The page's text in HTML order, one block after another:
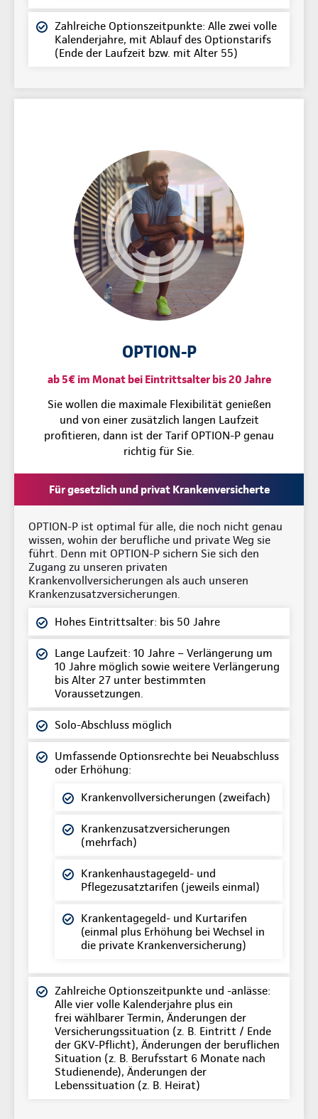
Zahlreiche Optionszeitpunkte: Alle zwei volle
Kalenderjahre, mit Ablauf des Optionstarifs
(Ende der Laufzeit bzw. mit Alter 55)
OPTION-P
ab 5€ im Monat bei Eintrittsalter bis 20 Jahre
Sie wollen die maximale Flexibilität genießen
und von einer zusätzlich langen Laufzeit
profitieren, dann ist der Tarif OPTION-P genau
richtig für Sie.
Für gesetzlich und privat Krankenversicherte
OPTION-P ist optimal für alle, die noch nicht genau
wissen, wohin der berufliche und private Weg sie
führt. Denn mit OPTION-P sichern Sie sich den
Zugang zu unseren privaten
Krankenvollversicherungen als auch unseren
Krankenzusatzversicherungen.
Hohes Eintrittsalter: bis 50 Jahre
Lange Laufzeit: 10 Jahre – Verlängerung um
10 Jahre möglich sowie weitere Verlängerung
bis Alter 27 unter bestimmten
Voraussetzungen.
Solo-Abschluss möglich
Umfassende Optionsrechte bei Neuabschluss
oder Erhöhung:
Krankenvollversicherungen (zweifach)
Krankenzusatzversicherungen
(mehrfach)
Krankenhaustagegeld- und
Pflegezusatztarifen (jeweils einmal)
Krankentagegeld- und Kurtarifen
(einmal plus Erhöhung bei Wechsel in
die private Krankenversicherung)
Zahlreiche Optionszeitpunkte und -anlässe:
Alle vier volle Kalenderjahre plus ein
frei wählbarer Termin, Änderungen der
Versicherungssituation (z. B. Eintritt / Ende
der GKV-Pflicht), Änderungen der beruflichen
Situation (z. B. Berufsstart 6 Monate nach
Studienende), Änderungen der
Lebenssituation (z. B. Heirat)